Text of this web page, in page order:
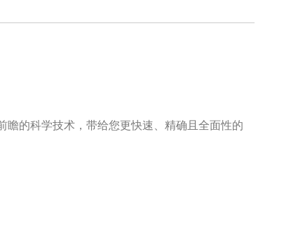
的科学技术，带给您更快速、精确且全面性的